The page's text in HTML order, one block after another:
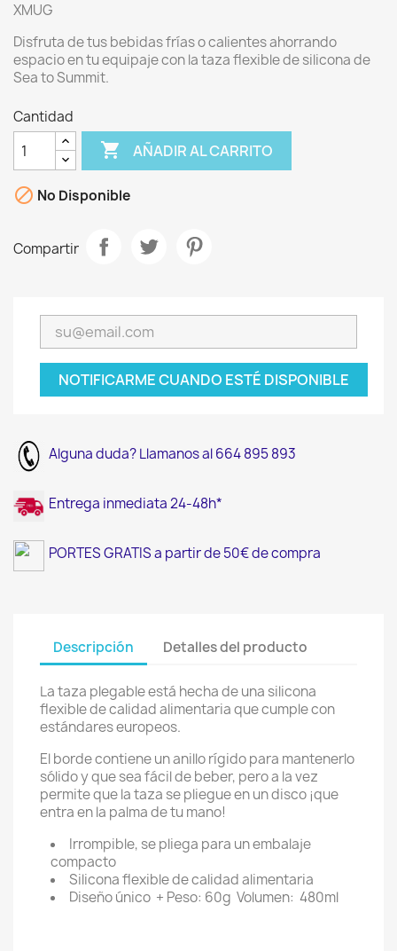
XMUG
Disfruta de tus bebidas frías o calientes ahorrando
espacio en tu equipaje con la taza flexible de silicona de
Sea to Summit.
Cantidad
 AÑADIR AL CARRITO
 No Disponible
Compartir
NOTIFICARME CUANDO ESTÉ DISPONIBLE
Alguna duda? Llamanos al 664 895 893
Entrega inmediata 24-48h*
PORTES GRATIS a partir de 50€ de compra
Descripción Detalles del producto
La taza plegable está hecha de una silicona
flexible de calidad alimentaria que cumple con
estándares europeos.
El borde contiene un anillo rígido para mantenerlo
sólido y que sea fácil de beber, pero a la vez
permite que la taza se pliegue en un disco ¡que
entra en la palma de tu mano!
Irrompible, se pliega para un embalaje
compacto
Silicona flexible de calidad alimentaria
Diseño único + Peso: 60g Volumen: 480ml